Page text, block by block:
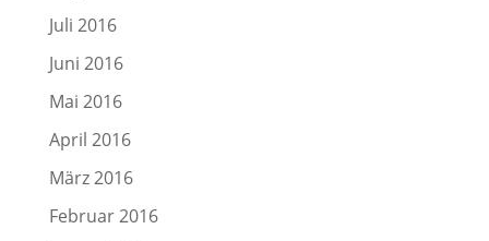
Juli 2016
Juni 2016
Mai 2016
April 2016
März 2016
Februar 2016